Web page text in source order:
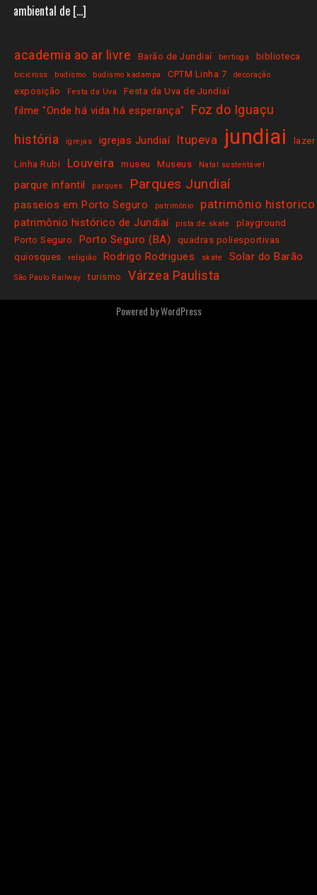
ambiental de […]
academia ao ar livre Barão de Jundiaí bertioga biblioteca
bicicross budismo budismo kadampa CPTM Linha 7 decoração
exposição Festa da Uva Festa da Uva de Jundiaí
filme "Onde há vida há esperança"
Foz do Iguaçu
história
igrejas igrejas Jundiaí Itupeva jundiai lazer
Linha Rubi Louveira museu Museus Natal sustentável
parque infantil parques Parques Jundiaí
passeios em Porto Seguro patrimônio patrimônio historico
patrimônio histórico de Jundiaí pista de skate
playground
Porto Seguro
Porto Seguro (BA)
quadras poliesportivas
quiosques
religião Rodrigo Rodrigues skate Solar do Barão
São Paulo Railway turismo Várzea Paulista
Powered byWordPress